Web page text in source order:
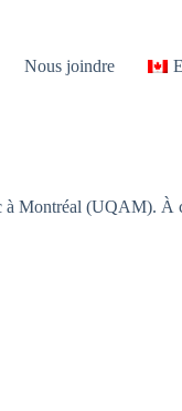
Nous joindre
à Montréal (UQAM). À